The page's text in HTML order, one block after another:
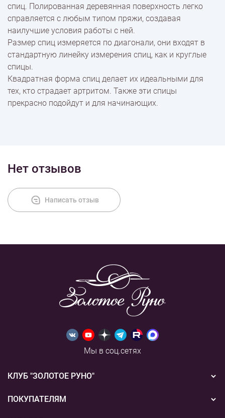
спиц. Полированная деревянная поверхность легко
справляется с любым типом пряжи, создавая
наилучшие условия работы с ней.
Размер спиц измеряется по диагонали, они входят в
стандартную линейку измерения спиц, как и круглые
спицы.
Квадратная форма спиц делает их идеальными для
тех, кто страдает артритом. Также эти спицы
прекрасно подойдут и для начинающих.
Нет отзывов
Написать отзыв
Мы в соц.сетях
КЛУБ "ЗОЛОТОЕ РУНО"
Новости
ПОКУПАТЕЛЯМ